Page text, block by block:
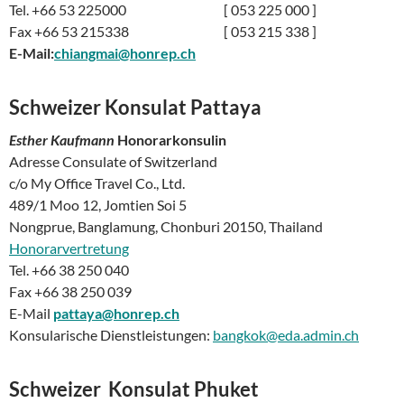
Tel. +66 53 225000 [ 053 225 000 ]
Fax +66 53 215338 [ 053 215 338 ]
E-Mail:chiangmai@honrep.ch
Schweizer Konsulat Pattaya
Esther Kaufmann Honorarkonsulin
Adresse Consulate of Switzerland
c/o My Office Travel Co., Ltd.
489/1 Moo 12, Jomtien Soi 5
Nongprue, Banglamung, Chonburi 20150, Thailand
Honorarvertretung
Tel. +66 38 250 040
Fax +66 38 250 039
E-Mail pattaya@honrep.ch
Konsularische Dienstleistungen: bangkok@eda.admin.ch
Schweizer Konsulat Phuket